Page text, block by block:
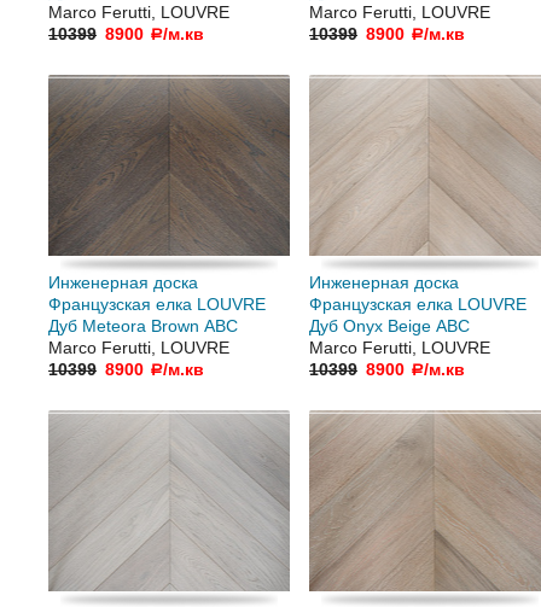
Marco Ferutti, LOUVRE
10399 8900 a/м.кв
Marco Ferutti, LOUVRE
10399 8900 a/м.кв
Инженерная доска
Французская елка LOUVRE
Дуб Meteora Brown АВC
Marco Ferutti, LOUVRE
10399 8900 a/м.кв
Инженерная доска
Французская елка LOUVRE
Дуб Onyx Beige АВC
Marco Ferutti, LOUVRE
10399 8900 a/м.кв